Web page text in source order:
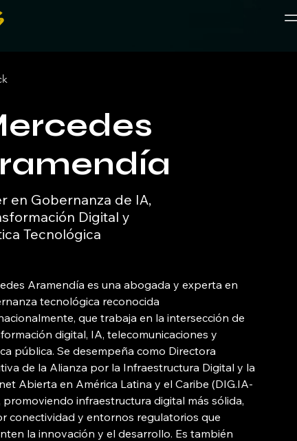
en Gobernanza de IA,
Digital y
Tecnológica
Aramendía es una abogada y experta en
tecnológica reconocida
que trabaja en la intersección de
digital, IA, telecomunicaciones y
pública. Se desempeña como Directora
de la Alianza por la Infraestructura Digital y la
Abierta en América Latina y el Caribe (DIG.IA-
promoviendo infraestructura digital más sólida,
conectividad y entornos regulatorios que
la innovación y el desarrollo. Es también